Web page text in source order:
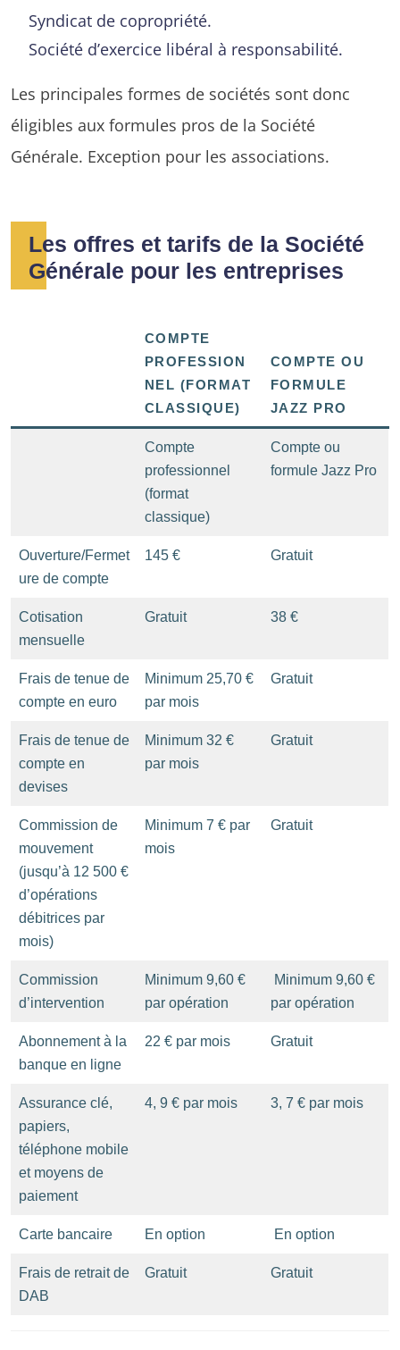
Syndicat de copropriété.
Société d’exercice libéral à responsabilité.
Les principales formes de sociétés sont donc
éligibles aux formules pros de la Société
Générale. Exception pour les associations.
Les offres et tarifs de la Société
Générale pour les entreprises
COMPTE
PROFESSION
NEL (FORMAT
CLASSIQUE)
COMPTE OU
FORMULE
JAZZ PRO
Compte
professionnel
(format
classique)
Compte ou
formule Jazz Pro
Ouverture/Fermet
ure de compte
145 € Gratuit
Cotisation
mensuelle
Gratuit 38 €
Frais de tenue de
compte en euro
Minimum 25,70 €
par mois
Gratuit
Frais de tenue de
compte en
devises
Minimum 32 €
par mois
Gratuit
Commission de
mouvement
(jusqu’à 12 500 €
d’opérations
débitrices par
mois)
Minimum 7 € par
mois
Gratuit
Commission
d’intervention
Minimum 9,60 €
par opération
Minimum 9,60 €
par opération
Abonnement à la
banque en ligne
22 € par mois Gratuit
Assurance clé,
papiers,
téléphone mobile
et moyens de
paiement
4, 9 € par mois 3, 7 € par mois
Carte bancaire En option En option
Frais de retrait de
DAB
Gratuit Gratuit